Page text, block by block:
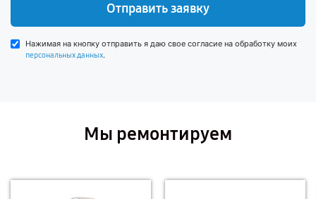
Отправить заявку
Нажимая на кнопку отправить я даю свое согласие на обработку моих
персональных данных.
Мы ремонтируем